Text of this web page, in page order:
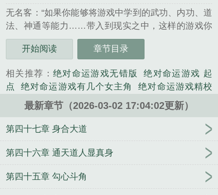
无名客：“如果你能够将游戏中学到的武功、内功、道
法、神通等能力……带入到现实之中，这样的游戏你
会玩么？”游戏玩家：“当然会玩，还有这种好事？”无
名客：”那如果你在游戏中死去，现实中的你也会跟着
虑考虑——嗯，我应该会玩，只要我小心一点不去惹
高等级的怪就好了。”无名客：“那如果这个游戏的难
度高到一个村口小怪都能轻松砍翻你，那你还玩
文，可放心阅读。...
说。
开始阅读 章节目录
相关推荐： 绝对命运游戏无错版
绝对命运游戏 起
点
绝对命运游戏有几个女主角
绝对命运游戏精校
绝对命运游戏txt 绝对命运游戏全本TXT
绝对命
运游戏全文免费阅读
绝对命运游戏我欲成
仙
绝对命运游戏篱笆好文学
绝对命运游戏笔趣阁免
度
绝对命运游戏txt精校 绝对命运游戏qq阅读
命运
漫
全球迷雾求生 绝对命令游戏
绝对命运游戏最新
最新章节（2026-03-02 17:04:02更新）
第四十七章 身合大道
第四十六章 通天道人显真身
第四十五章 勾心斗角